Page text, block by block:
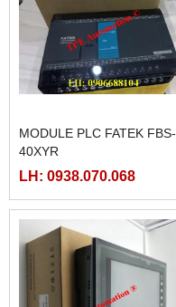
MODULE PLC FATEK FBS-
40XYR
LH: 0938.070.068